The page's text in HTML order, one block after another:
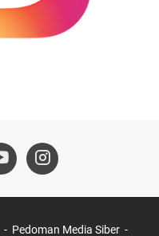
Pedoman Media Siber